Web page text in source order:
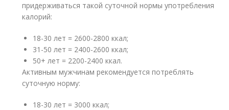
придерживаться такой суточной нормы употребления
калорий:
18-30 лет = 2600-2800 ккал;
31-50 лет = 2400-2600 ккал;
50+ лет = 2200-2400 ккал.
Активным мужчинам рекомендуется потреблять
суточную норму:
18-30 лет = 3000 ккал;